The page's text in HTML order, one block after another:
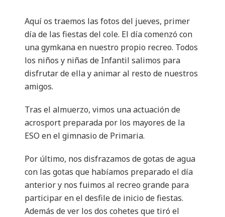
Aquí os traemos las fotos del jueves, primer
día de las fiestas del cole. El día comenzó con
una gymkana en nuestro propio recreo. Todos
los niños y niñas de Infantil salimos para
disfrutar de ella y animar al resto de nuestros
amigos.
Tras el almuerzo, vimos una actuación de
acrosport preparada por los mayores de la
ESO en el gimnasio de Primaria.
Por último, nos disfrazamos de gotas de agua
con las gotas que habíamos preparado el día
anterior y nos fuimos al recreo grande para
participar en el desfile de inicio de fiestas.
Además de ver los dos cohetes que tiró el